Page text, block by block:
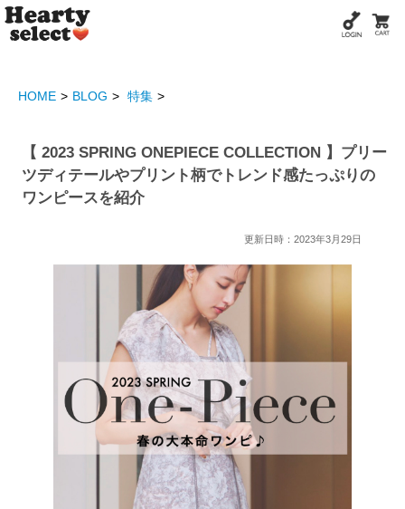
HOME BLOG 特集
【 2023 SPRING ONEPIECE COLLECTION 】プリー
ツディテールやプリント柄でトレンド感たっぷりの
ワンピースを紹介
更新日時：2023年3月29日